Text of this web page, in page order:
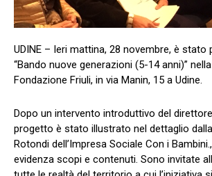
UDINE – Ieri mattina, 28 novembre, è stato
“Bando nuove generazioni (5-14 anni)”
Fondazione Friuli, in via Manin, 15 a Udine.
Dopo un intervento introduttivo del
progetto è stato illustrato nel dettaglio
Rotondi dell’Impresa Sociale Con i
evidenza scopi e contenuti. Sono invitate